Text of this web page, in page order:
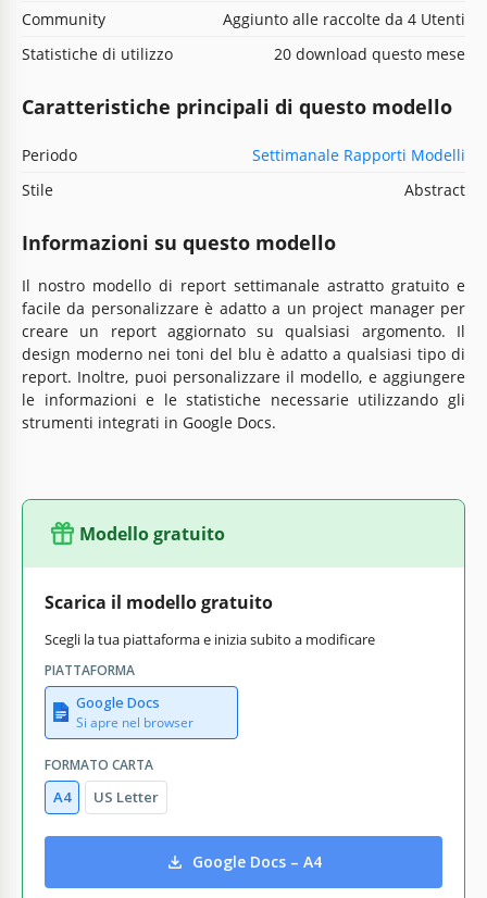
Community
Aggiunto alle raccolte da 4 Utenti
Statistiche di utilizzo
20 download questo mese
Caratteristiche principali di questo modello
Periodo
Settimanale Rapporti Modelli
Stile
Abstract
Informazioni su questo modello
Il nostro modello di report settimanale astratto gratuito e
facile da personalizzare è adatto a un project manager per
creare un report aggiornato su qualsiasi argomento. Il
design moderno nei toni del blu è adatto a qualsiasi tipo di
report. Inoltre, puoi personalizzare il modello, e aggiungere
le informazioni e le statistiche necessarie utilizzando gli
strumenti integrati in Google Docs.
Modello gratuito
Scarica il modello gratuito
Scegli la tua piattaforma e inizia subito a modificare
PIATTAFORMA
Google Docs
Si apre nel browser
FORMATO CARTA
A4 US Letter
Google Docs – A4